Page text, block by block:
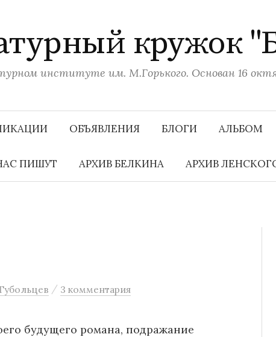
кружок
институте им. М.Горького. Основан 16
ОБЪЯВЛЕНИЯ БЛОГИ АЛЬБОМ
ПИШУТ АРХИВ БЕЛКИНА АРХИВ
/ 3 комментария
будущего романа, подражание